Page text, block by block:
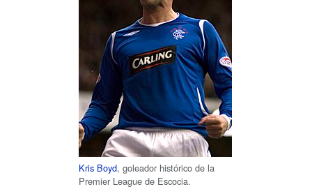
Kris Boyd, goleador histórico de la
Premier League de Escocia.